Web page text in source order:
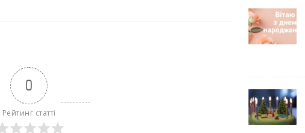
0
Рейтинг статті